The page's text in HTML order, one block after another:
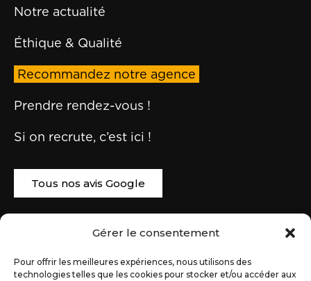
Gérer le consentement
Pour offrir les meilleures expériences, nous utilisons des
technologies telles que les cookies pour stocker et/ou accéder aux
Notre actualité
Éthique & Qualité
Recommandez notre agence
Prendre rendez-vous !
Si on recrute, c’est ici !
Tous nos avis Google
Coordonnées
06 31 64 97 39